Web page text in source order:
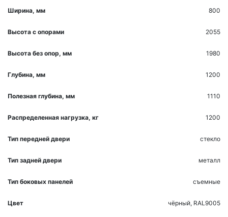
Ширина, мм 800
Высота с опорами 2055
Высота без опор, мм 1980
Глубина, мм 1200
Полезная глубина, мм 1110
Распределенная нагрузка, кг 1200
Тип передней двери стекло
Тип задней двери металл
Тип боковых панелей съемные
Цвет чёрный, RAL9005